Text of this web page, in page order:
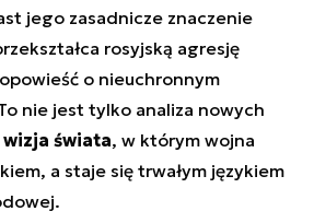
jego zasadnicze znaczenie
rosyjską agresję
o nieuchronnym
nie jest tylko analiza nowych
świata, w którym wojna
a staje się trwałym językiem